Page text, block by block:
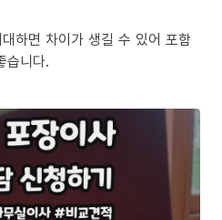
하면 차이가 생길 수 있어 포함
습니다.